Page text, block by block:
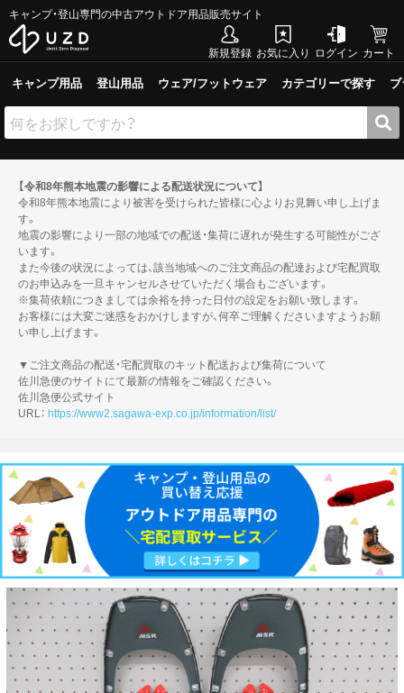
キャンプ・登山専門の中古アウトドア用品販売サイト
新規登録 お気に入り ログイン カート
キャンプ用品 登山用品 ウェア/フットウェア カテゴリーで探す
【令和8年熊本地震の影響による配送状況について】
令和8年熊本地震により被害を受けられた皆様に心よりお見舞い申し上げま
す。
地震の影響により一部の地域での配送・集荷に遅れが発生する可能性がござ
います。
また今後の状況によっては、該当地域へのご注文商品の配達および宅配買取
のお申込みを一旦キャンセルさせていただく場合もございます。
※集荷依頼につきましては余裕を持った日付の設定をお願い致します。
お客様には大変ご迷惑をおかけしますが、何卒ご理解くださいますようお願
い申し上げます。
▼ご注文商品の配送・宅配買取のキット配送および集荷について
佐川急便のサイトにて最新の情報をご確認ください。
佐川急便公式サイト
URL： https://www2.sagawa-exp.co.jp/information/list/